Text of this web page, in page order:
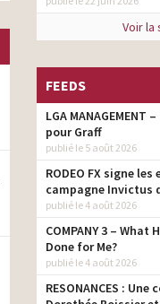
Voir la
FEEDS
LGA MANAGEMENT
pour Graff
publié le 5 août 2026
RODEO FX signe
campagne Invictus
publié le 4 août 2026
COMPANY 3 – What
Done for Me?
publié le 4 août 2026
RESONANCES :